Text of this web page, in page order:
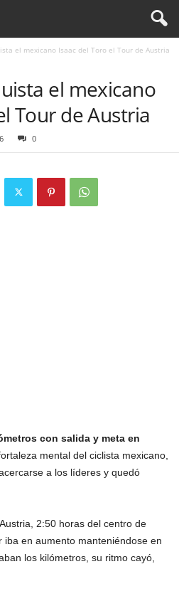
el mexicano Isaac del Toro el Tour de Austria
el mexicano
Tour de Austria
0
con salida y meta en
mental del ciclista mexicano,
a los líderes y quedó
2:50 horas del centro de
iba en aumento manteniéndose en
los kilómetros, su ritmo cayó,